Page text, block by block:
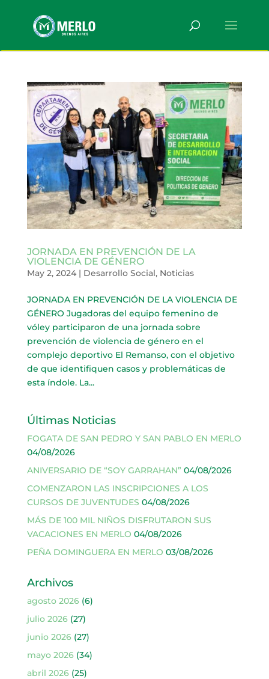
JORNADA EN PREVENCIÓN DE LA
VIOLENCIA DE GÉNERO
May 2, 2024| Desarrollo Social, Noticias
JORNADA EN PREVENCIÓN DE LA VIOLENCIA DE
GÉNERO Jugadoras del equipo femenino de
vóley participaron de una jornada sobre
prevención de violencia de género en el
complejo deportivo El Remanso, con el objetivo
de que identifiquen casos y problemáticas de
esta índole. La...
Últimas Noticias
FOGATA DE SAN PEDRO Y SAN PABLO EN MERLO
04/08/2026
ANIVERSARIO DE “SOY GARRAHAN” 04/08/2026
COMENZARON LAS INSCRIPCIONES A LOS
CURSOS DE JUVENTUDES 04/08/2026
MÁS DE 100 MIL NIÑOS DISFRUTARON SUS
VACACIONES EN MERLO 04/08/2026
PEÑA DOMINGUERA EN MERLO 03/08/2026
Archivos
agosto 2026(6)
julio 2026(27)
junio 2026(27)
mayo 2026(34)
abril 2026(25)